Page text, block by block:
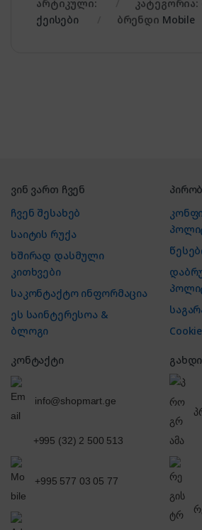
არტიკული: კატეგორია:
ქეისები
ბრენდი Mobile
ვინ ვართ ჩვენ
ჩვენ შესახებ
საიტის რუქა
ხშირად დასმული
კითხვები
საკონტაქტო ინფორმაცია
ეს საინტერესოა &
ბლოგი
კონტაქტი
info@shopmart.ge
+995 (32) 2 500 513
+995 577 03 05 77